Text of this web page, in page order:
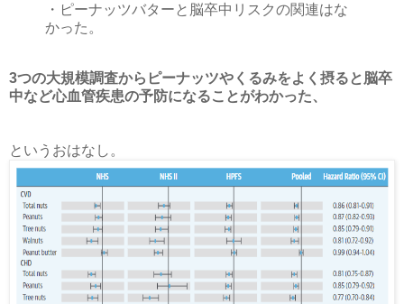
・ピーナッツバターと脳卒中リスクの関連はな
かった。
3つの大規模調査からピーナッツやくるみをよく摂ると脳卒
中など心血管疾患の予防になることがわかった、
というおはなし。